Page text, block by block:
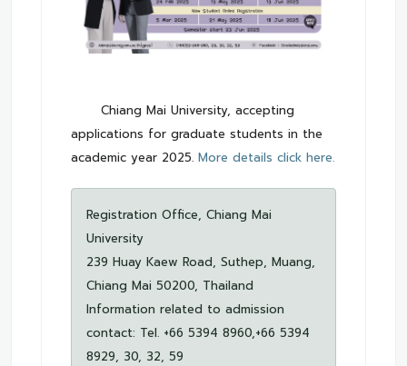
Chiang Mai University, accepting
applications for graduate students in the
academic year 2025. More details click here.
Registration Office, Chiang Mai
University
239 Huay Kaew Road, Suthep, Muang,
Chiang Mai 50200, Thailand
Information related to admission
contact: Tel. +66 5394 8960,+66 5394
8929, 30, 32, 59